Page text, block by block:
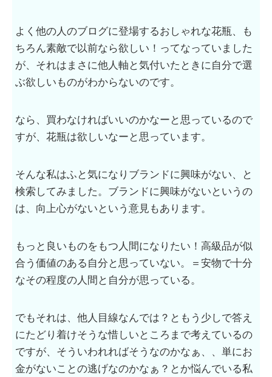
よく他の人のブログに登場するおしゃれな花瓶、も
ちろん素敵で以前なら欲しい！ってなっていました
が、それはまさに他人軸と気付いたときに自分で選
ぶ欲しいものがわからないのです。
なら、買わなければいいのかなーと思っているので
すが、花瓶は欲しいなーと思っています。
そんな私はふと気になりブランドに興味がない、と
検索してみました。ブランドに興味がないというの
は、向上心がないという意見もあります。
もっと良いものをもつ人間になりたい！高級品が似
合う価値のある自分と思っていない。＝安物で十分
なその程度の人間と自分が思っている。
でもそれは、他人目線なんでは？ともう少しで答え
にたどり着けそうな惜しいところまで考えているの
ですが、そういわれればそうなのかなぁ、、単にお
金がないことの逃げなのかなぁ？とか悩んでいる私